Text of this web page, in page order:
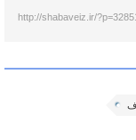
http://shabaveiz.ir/